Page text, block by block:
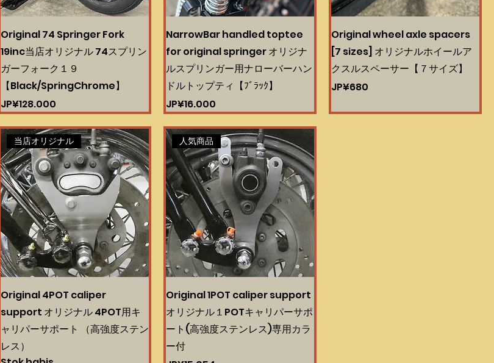
Original 74 Springer Fork
19inc当店オリジナル 74スプリン
ガーフォーク１９
【Black/SpringChrome】
Harga
JP¥128.000
NarrowBar handled toptee
for original springer オリジナ
ルスプリンガー用ナローバーハン
ドルトップティ【ﾌﾞﾗｯｸ】
Harga
JP¥16.000
Original wheel axle spacers
[7 sizes] オリジナルホイールア
クスルスペーサー【７サイズ】
Harga
JP¥680
当店オリジナル
Original 4POT caliper
support オリジナル 4POT用キ
ャリパーサポート （高強度ステン
レス）
人気商品
Original 1POT caliper support
オリジナル１POTキャリパーサポ
ート(高強度ステンレス)専用カラ
ー付